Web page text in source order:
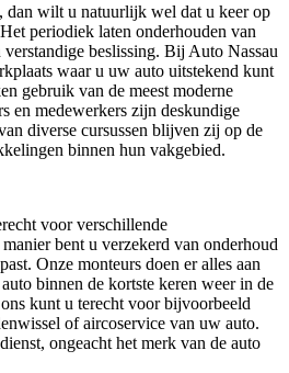
dan wilt u natuurlijk wel dat u keer op
periodiek laten onderhouden van
beslissing. Bij Auto Nassau
waar u uw auto uitstekend kunt
gebruik van de meest moderne
en medewerkers zijn deskundige
diverse cursussen blijven zij op de
binnen hun vakgebied.
voor verschillende
bent u verzekerd van onderhoud
Onze monteurs doen er alles aan
binnen de kortste keren weer in de
kunt u terecht voor bijvoorbeeld
of aircoservice van uw auto.
ongeacht het merk van de auto